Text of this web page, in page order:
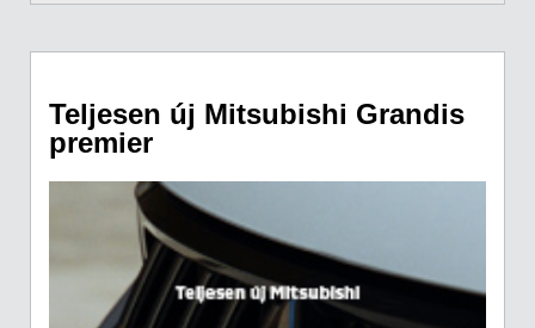
Teljesen új Mitsubishi Grandis
premier